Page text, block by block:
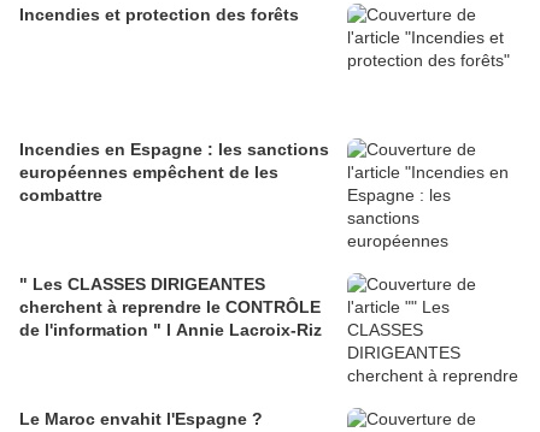
Incendies et protection des forêts
Incendies en Espagne : les sanctions
européennes empêchent de les
combattre
" Les CLASSES DIRIGEANTES
cherchent à reprendre le CONTRÔLE
de l'information " l Annie Lacroix-Riz
Le Maroc envahit l'Espagne ?